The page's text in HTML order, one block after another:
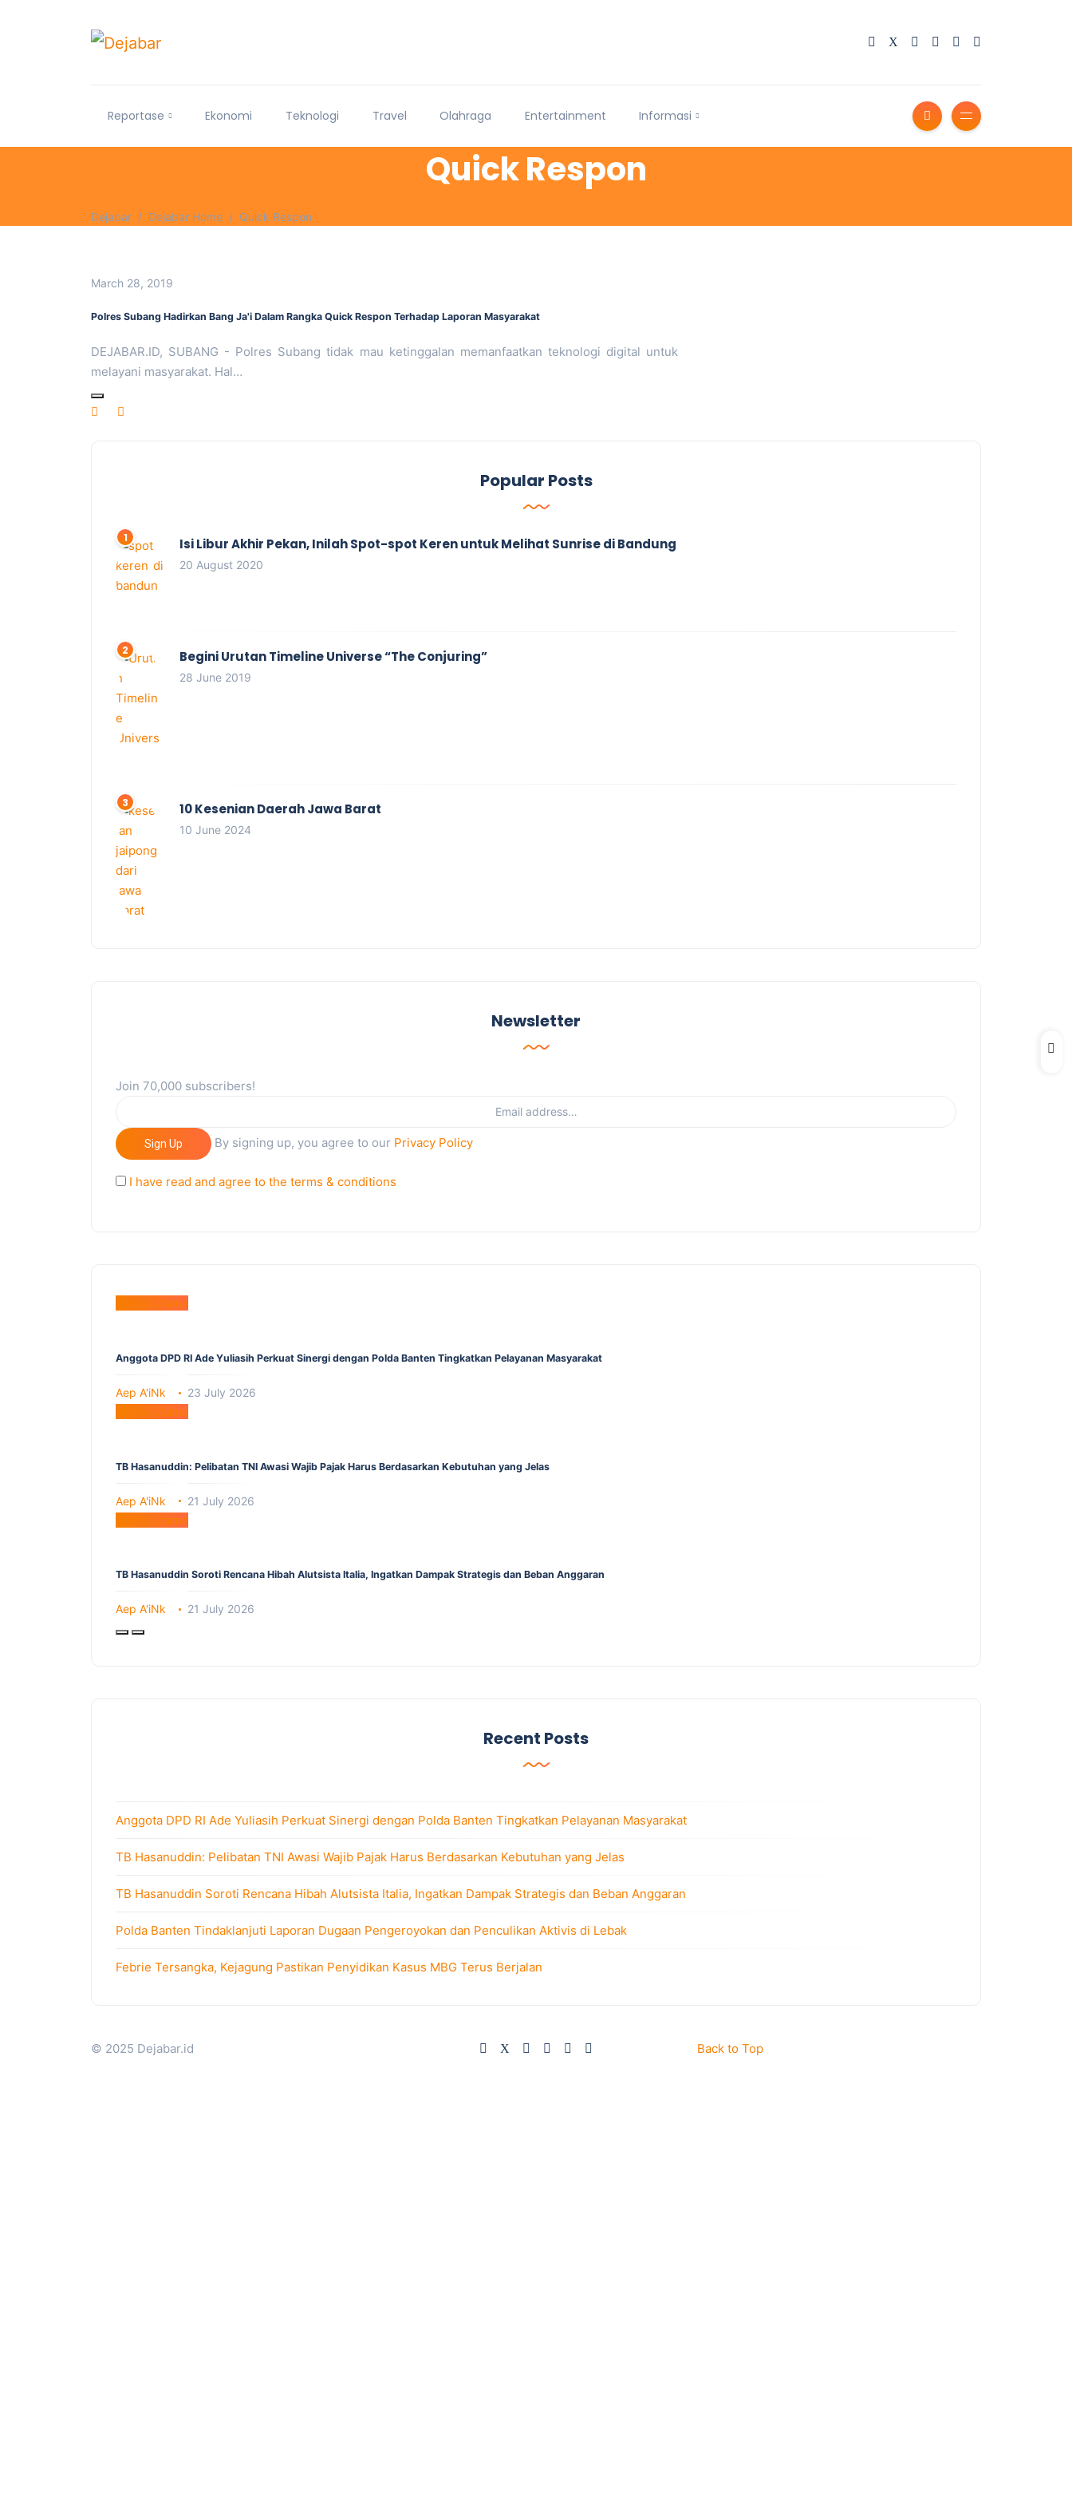
Reportase Ekonomi Teknologi Travel Olahraga Entertainment Informasi
Quick Respon
Dejabar Dejabar Home Quick Respon
March 28, 2019
Polres Subang Hadirkan Bang Ja'i Dalam Rangka Quick Respon Terhadap Laporan Masyarakat
DEJABAR.ID, SUBANG - Polres Subang tidak mau ketinggalan memanfaatkan teknologi digital untuk
melayani masyarakat. Hal…
Popular Posts
Isi Libur Akhir Pekan, Inilah Spot-spot Keren untuk Melihat Sunrise di Bandung
20 August 2020
Begini Urutan Timeline Universe “The Conjuring”
28 June 2019
10 Kesenian Daerah Jawa Barat
10 June 2024
Newsletter
Join 70,000 subscribers!
Sign Up By signing up, you agree to our Privacy Policy
I have read and agree to the terms & conditions
Berita Utama
Anggota DPD RI Ade Yuliasih Perkuat Sinergi dengan Polda Banten Tingkatkan Pelayanan Masyarakat
Aep A'iNk 23 July 2026
Berita Utama
TB Hasanuddin: Pelibatan TNI Awasi Wajib Pajak Harus Berdasarkan Kebutuhan yang Jelas
Aep A'iNk 21 July 2026
Berita Utama
TB Hasanuddin Soroti Rencana Hibah Alutsista Italia, Ingatkan Dampak Strategis dan Beban Anggaran
Aep A'iNk 21 July 2026
Recent Posts
Anggota DPD RI Ade Yuliasih Perkuat Sinergi dengan Polda Banten Tingkatkan Pelayanan Masyarakat
TB Hasanuddin: Pelibatan TNI Awasi Wajib Pajak Harus Berdasarkan Kebutuhan yang Jelas
TB Hasanuddin Soroti Rencana Hibah Alutsista Italia, Ingatkan Dampak Strategis dan Beban Anggaran
Polda Banten Tindaklanjuti Laporan Dugaan Pengeroyokan dan Penculikan Aktivis di Lebak
Febrie Tersangka, Kejagung Pastikan Penyidikan Kasus MBG Terus Berjalan
© 2025 Dejabar.id Back to Top